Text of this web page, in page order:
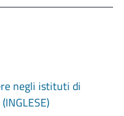
negli istituti di